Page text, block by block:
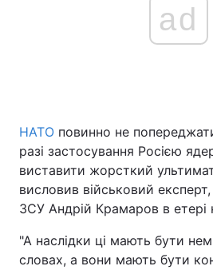
Економіка Світ
Спорт
Техно і зв'язок Лайт
Зброя
ad
НАТО повинно не
разі застосування Росією
виставити жорсткий
висловив військовий
ЗСУ Андрій Крамаров в етері
"А наслідки ці мають бути
словах, а вони мають бути